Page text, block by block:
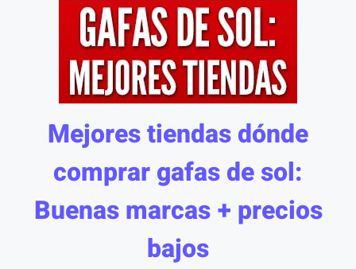
Mejores tiendas dónde
comprar gafas de sol:
Buenas marcas + precios
bajos